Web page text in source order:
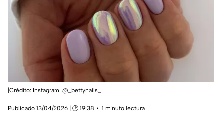
|Crédito: Instagram. @_bettynails_
Publicado 13/04/2026 | 🕑 19:38
1 minuto lectura